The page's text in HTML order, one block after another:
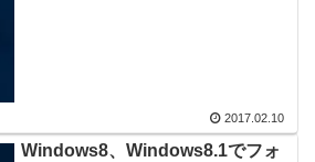
2017.02.10
Windows8、Windows8.1でフォ